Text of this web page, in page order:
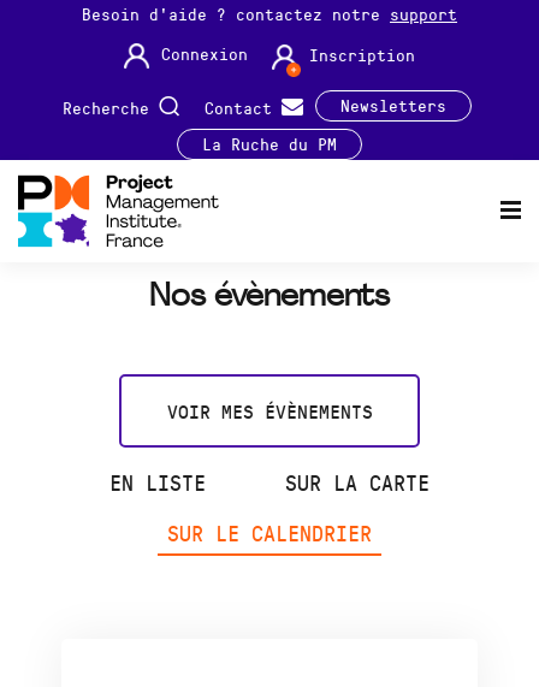
Besoin d'aide ? contactez notre support
Connexion
Inscription
Recherche Contact
Newsletters
La Ruche du PM
Nos évènements
VOIR MES ÉVÈNEMENTS
EN LISTE
SUR LA CARTE
SUR LE CALENDRIER